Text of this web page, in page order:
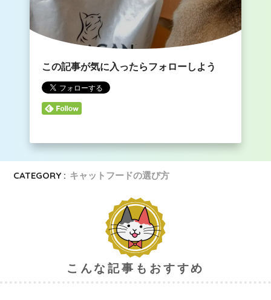
この記事が気に入ったらフォローしよう
CATEGORY : キャットフードの選び方
こんな記事もおすすめ